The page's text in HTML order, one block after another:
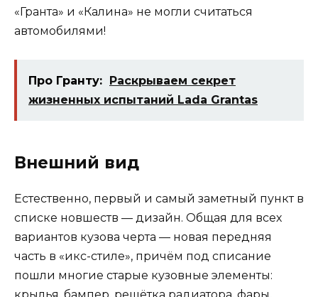
«Гранта» и «Калина» не могли считаться
автомобилями!
Про Гранту: Раскрываем секрет
жизненных испытаний Lada Grantas
Внешний вид
Естественно, первый и самый заметный пункт в
списке новшеств — дизайн. Общая для всех
вариантов кузова черта — новая передняя
часть в «икс-стиле», причём под списание
пошли многие старые кузовные элементы: